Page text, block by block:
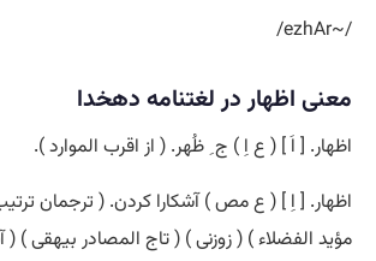
/~ezhAr/
معنی اظهار در لغتنامه دهخدا
اظهار. [ اَ ] ( ع اِ ) ج ِ ظُهر. ( از اقرب الموارد ).
مؤید الفضلاء ) ( زوزنی ) ( تاج المصادر بیهقی ) (